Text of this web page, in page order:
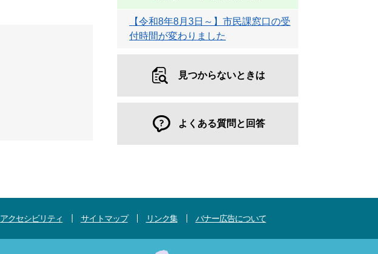
【令和8年8月3日～】市民課窓口の受
付時間が変わりました
見つからないときは
よくある質問と回答
アクセシビリティ サイトマップ リンク集 バナー広告について